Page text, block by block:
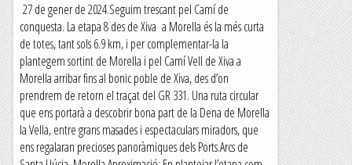
27 de gener de 2024.Seguim trescant pel Camí de
conquesta. La etapa 8 des de Xiva a Morella és la més curta
de totes, tant sols 6.9 km, i per complementar-la la
plantegem sortint de Morella i pel Camí Vell de Xiva a
Morella arribar fins al bonic poble de Xiva, des d’on
prendrem de retorn el traçat del GR 331. Una ruta circular
que ens portarà a descobrir bona part de la Dena de Morella
la Vella, entre grans masades i espectaculars miradors, que
ens regalaran precioses panoràmiques dels Ports.Arcs de